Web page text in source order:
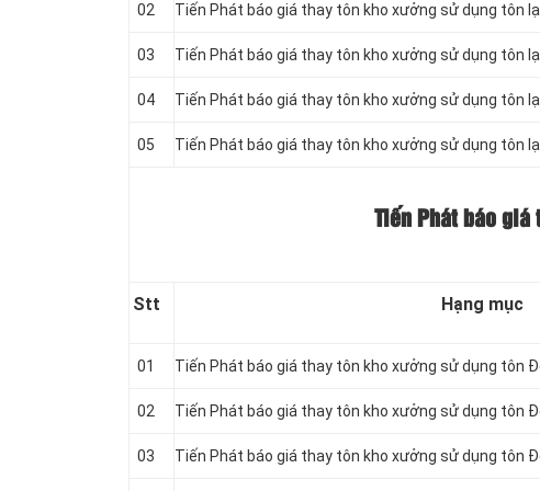
02 Tiến Phát báo giá thay tôn kho xưởng sử dụng tôn
03 Tiến Phát báo giá thay tôn kho xưởng sử dụng tôn
04 Tiến Phát báo giá thay tôn kho xưởng sử dụng tôn
05 Tiến Phát báo giá thay tôn kho xưởng sử dụng tôn
Tiến Phát báo giá
Stt Hạng mục
01 Tiến Phát báo giá thay tôn kho xưởng sử dụng tôn
02 Tiến Phát báo giá thay tôn kho xưởng sử dụng tôn
03 Tiến Phát báo giá thay tôn kho xưởng sử dụng tôn